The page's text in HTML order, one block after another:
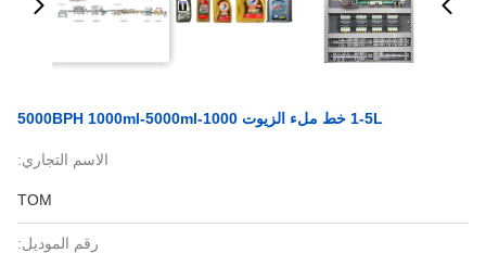
1-5L خط ملء الزيوت 1000-5000BPH 1000ml-5000ml
الاسم التجاري:
TOM
رقم الموديل: